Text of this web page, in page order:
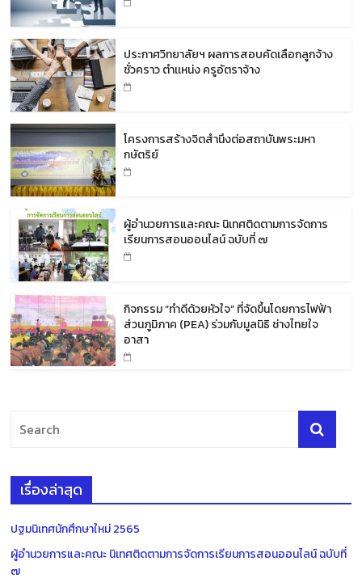
ประกาศวิทยาลัยฯ ผลการสอบคัดเลือกลูกจ้าง
ชั่วคราว ตำเเหน่ง ครูอัตราจ้าง
โครงการสร้างจิตสำนึงต่อสถาบันพระมหา
กษัตริย์
ผู้อำนวยการและคณะ นิเทศติดตามการจัดการ
เรียนการสอนออนไลน์ ฉบับที่ ๗
กิจกรรม “ทำดีด้วยหัวใจ” ที่จัดขึ้นโดยการไฟฟ้า
ส่วนภูมิภาค (PEA) ร่วมกับมูลนิธิ ช่างไทยใจ
อาสา
เรื่องล่าสุด
ปฐมนิเทศนักศึกษาใหม่ 2565
ผู้อำนวยการและคณะ นิเทศติดตามการจัดการเรียนการสอนออนไลน์ ฉบับที่
๗